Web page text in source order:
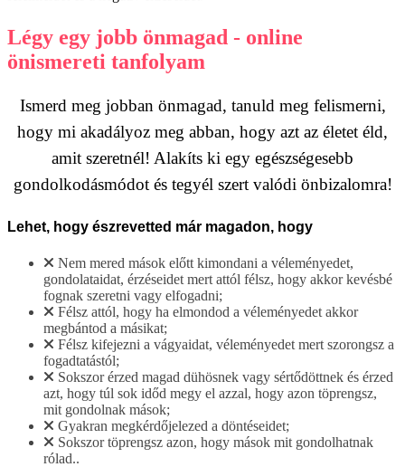
Légy egy jobb önmagad - online
önismereti tanfolyam
Ismerd meg jobban önmagad, tanuld meg felismerni,
hogy mi akadályoz meg abban, hogy azt az életet éld,
amit szeretnél! Alakíts ki egy egészségesebb
gondolkodásmódot és tegyél szert valódi önbizalomra!
Lehet, hogy észrevetted már magadon, hogy
Nem mered mások előtt kimondani a véleményedet,
gondolataidat, érzéseidet mert attól félsz, hogy akkor kevésbé
fognak szeretni vagy elfogadni;
Félsz attól, hogy ha elmondod a véleményedet akkor
megbántod a másikat;
Félsz kifejezni a vágyaidat, véleményedet mert szorongsz a
fogadtatástól;
Sokszor érzed magad dühösnek vagy sértődöttnek és érzed
azt, hogy túl sok időd megy el azzal, hogy azon töprengsz,
mit gondolnak mások;
Gyakran megkérdőjelezed a döntéseidet;
Sokszor töprengsz azon, hogy mások mit gondolhatnak
rólad..